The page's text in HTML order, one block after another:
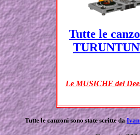
Tutte le
Le MUSICHE del
Tutte le canzoni sono state scritte da